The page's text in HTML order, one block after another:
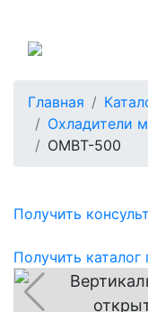
Главная
Охладители
ОМВТ-500
Получить
Получить